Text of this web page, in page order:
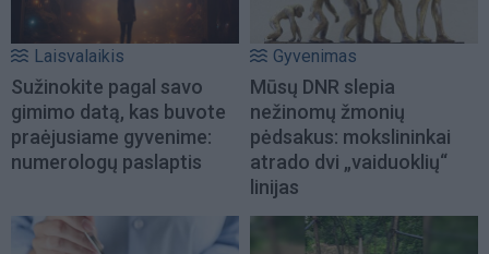
Laisvalaikis
Sužinokite pagal savo
gimimo datą, kas buvote
praėjusiame gyvenime:
numerologų paslaptis
Gyvenimas
Mūsų DNR slepia
nežinomų žmonių
pėdsakus: mokslininkai
atrado dvi „vaiduoklių“
linijas